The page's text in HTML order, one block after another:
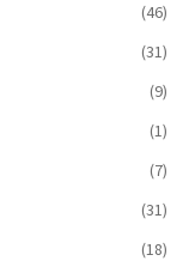
(46)
(31)
(9)
(1)
(7)
(31)
(18)